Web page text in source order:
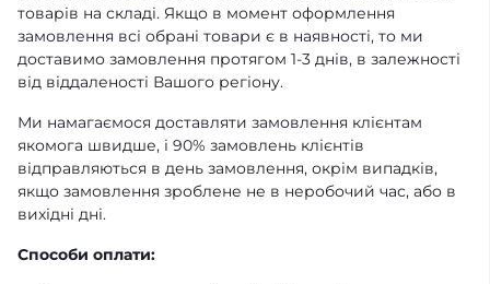
товарів на складі. Якщо в момент оформлення
замовлення всі обрані товари є в наявності, то ми
доставимо замовлення протягом 1-3 днів, в залежності
від віддаленості Вашого регіону.
Ми намагаємося доставляти замовлення клієнтам
якомога швидше, і 90% замовлень клієнтів
відправляються в день замовлення, окрім випадків,
якщо замовлення зроблене не в неробочий час, або в
вихідні дні.
Способи оплати: